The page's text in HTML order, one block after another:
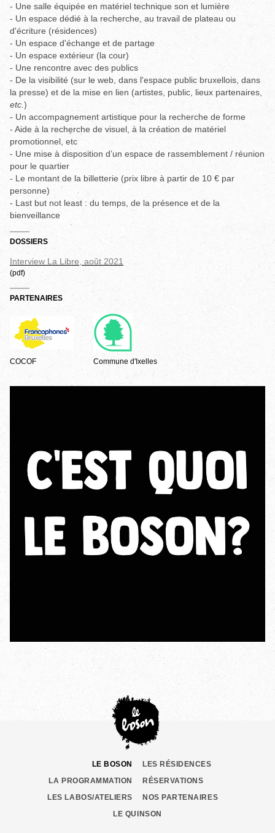
- Une salle équipée en matériel technique son et lumière
- Un espace dédié à la recherche, au travail de plateau ou
d'écriture (résidences)
- Un espace d'échange et de partage
- Un espace extérieur (la cour)
- Une rencontre avec des publics
- De la visibilité (sur le web, dans l'espace public bruxellois, dans
la presse) et de la mise en lien (artistes, public, lieux partenaires,
etc. )
- Un accompagnement artistique pour la recherche de forme
- Aide à la recherche de visuel, à la création de matériel
promotionnel, etc
- Une mise à disposition d’un espace de rassemblement / réunion
pour le quartier
- Le montant de la billetterie (prix libre à partir de 10 € par
personne)
- Last but not least : du temps, de la présence et de la
bienveillance
DOSSIERS
Interview La Libre, août 2021
(pdf)
PARTENAIRES
COCOF Commune d'Ixelles
LE BOSON
LES RÉSIDENCES
LA PROGRAMMATION
RÉSERVATIONS
LES LABOS/ATELIERS
NOS PARTENAIRES
LE QUINSON